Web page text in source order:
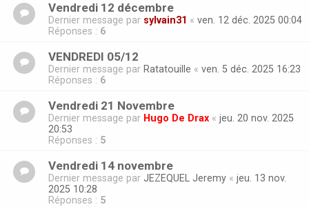
Vendredi 12 décembre
Dernier message par sylvain31 « ven. 12 déc. 2025 00:04
Réponses : 6
VENDREDI 05/12
Dernier message par Ratatouille « ven. 5 déc. 2025 16:23
Réponses : 6
Vendredi 21 Novembre
Dernier message par Hugo De Drax « jeu. 20 nov. 2025
20:53
Réponses : 5
Vendredi 14 novembre
Dernier message par JEZEQUEL Jeremy « jeu. 13 nov.
2025 10:28
Réponses : 5